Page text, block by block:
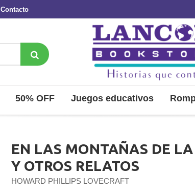
Contacto
50% OFF Juegos educativos
EN LAS MONTAÑAS DE
Y OTROS RELATOS
HOWARD PHILLIPS LOVECRAFT